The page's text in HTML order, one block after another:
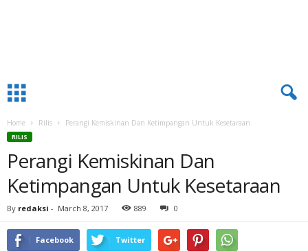
Home Rilis Perangi Kemiskinan Dan Ketimpangan Untuk Kesetaraan
RILIS
Perangi Kemiskinan Dan
Ketimpangan Untuk Kesetaraan
By redaksi - March 8, 2017 889 0
Facebook Twitter